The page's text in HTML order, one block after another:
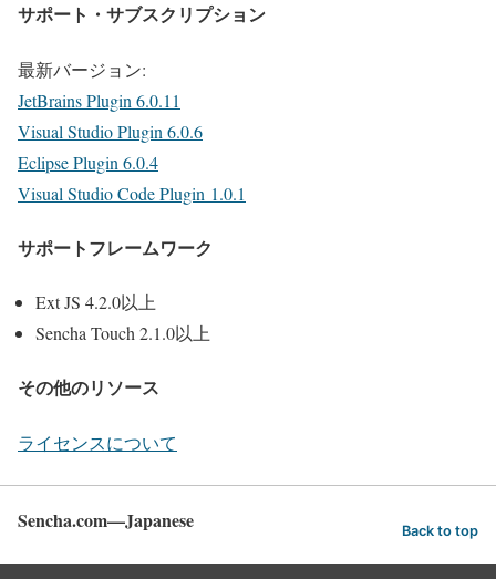
サポート・サブスクリプション
最新バージョン:
JetBrains Plugin 6.0.11
Visual Studio Plugin 6.0.6
Eclipse Plugin 6.0.4
Visual Studio Code Plugin 1.0.1
サポートフレームワーク
Ext JS 4.2.0以上
Sencha Touch 2.1.0以上
その他のリソース
ライセンスについて
Sencha.com—Japanese Back to top